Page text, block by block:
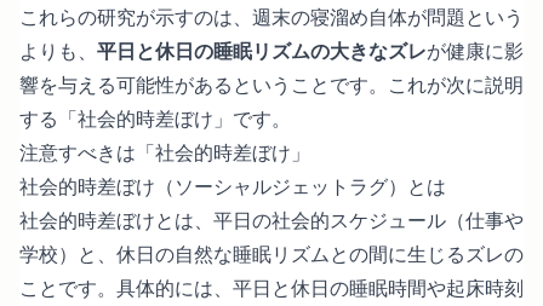
これらの研究が示すのは、週末の寝溜め自体が問題という
よりも、 平日と休日の睡眠リズムの大きなズレが健康に影
響を与える可能性があるということです。これが次に説明
する「社会的時差ぼけ」です。
注意すべきは「社会的時差ぼけ」
社会的時差ぼけ（ソーシャルジェットラグ）とは
社会的時差ぼけとは、平日の社会的スケジュール（仕事や
学校）と、休日の自然な睡眠リズムとの間に生じるズレの
ことです。具体的には、平日と休日の睡眠時間や起床時刻